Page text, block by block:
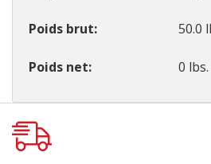
Poids brut 50.0
Poids net 0 lbs.
Onglet
personnalisé